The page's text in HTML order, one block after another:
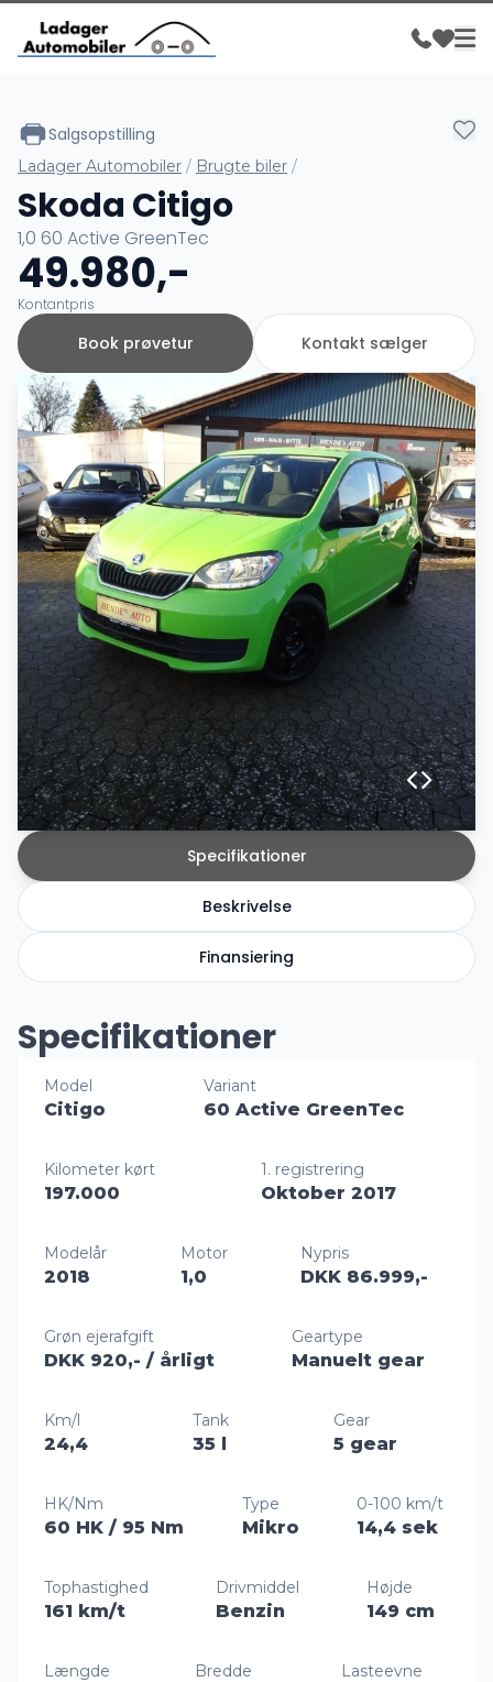
Specifikationer
Beskrivelse
Finansiering
Specifikationer
Model
Citigo
Variant
60 Active GreenTec
Kilometer kørt
197.000
1. registrering
Oktober 2017
Modelår
2018
Motor
1,0
Nypris
DKK 86.999,-
Grøn ejerafgift
DKK 920,- / årligt
Geartype
Manuelt gear
Km/l
24,4
Tank
35 l
Gear
5 gear
HK/Nm
60 HK / 95 Nm
Type
Mikro
0-100 km/t
14,4 sek
Tophastighed
161 km/t
Drivmiddel
Benzin
Højde
149 cm
Længde Bredde Lasteevne
Salgsopstilling
Ladager Automobiler / Brugte biler /
Skoda Citigo
1,0 60 Active GreenTec
49.980,-
Kontantpris
Book prøvetur Kontakt sælger